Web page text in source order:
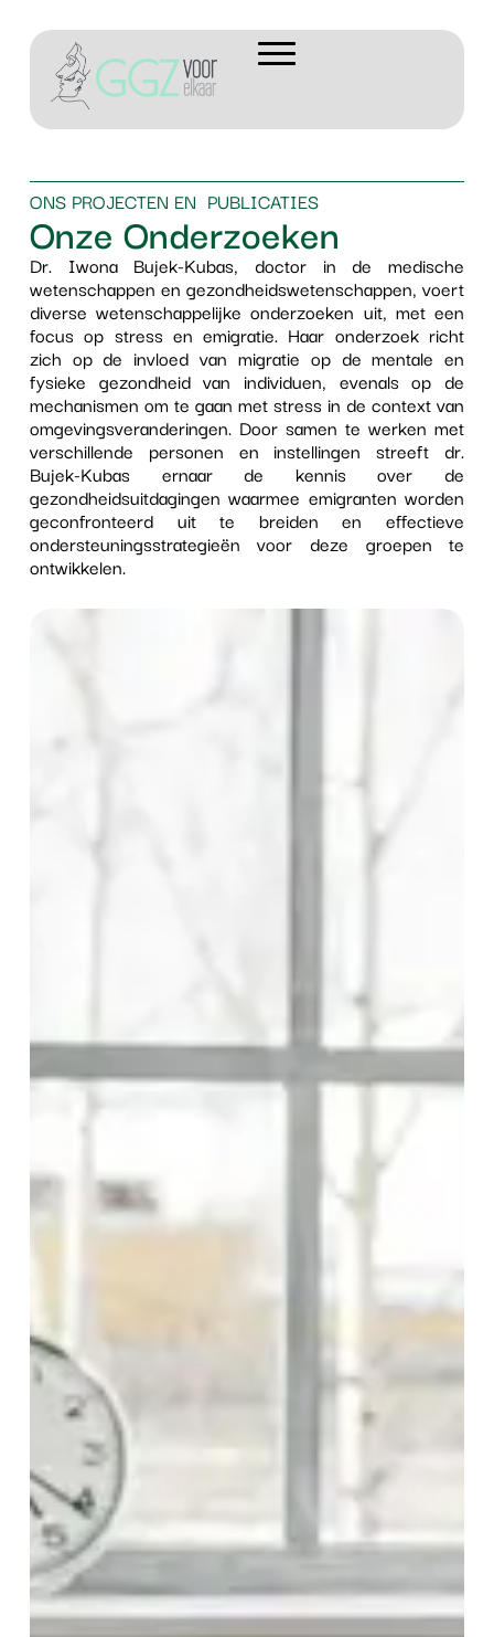
ONS PROJECTEN EN PUBLICATIES
Onze Onderzoeken
Dr. Iwona Bujek-Kubas, doctor in de medische
wetenschappen en gezondheidswetenschappen, voert
diverse wetenschappelijke onderzoeken uit, met een
focus op stress en emigratie. Haar onderzoek richt
zich op de invloed van migratie op de mentale en
fysieke gezondheid van individuen, evenals op de
mechanismen om te gaan met stress in de context van
omgevingsveranderingen. Door samen te werken met
verschillende personen en instellingen streeft dr.
Bujek-Kubas ernaar de kennis over de
gezondheidsuitdagingen waarmee emigranten worden
geconfronteerd uit te breiden en effectieve
ondersteuningsstrategieën voor deze groepen te
ontwikkelen.
gemiddeld als volgt:
Samen beslissen:4,9
behandeling wordt door patiënten in de CQI-
vragenlijst gemiddeld een gegeven.
Onze resultaten liggen boven het landelijke
gemiddelde in Nederland, waar we enorm
Bedankt voor jullie vertrouwen en steun!
CQi meting
1. Behandelde persoon nam je
serieus?
2. Legde de behandelaar alles
begrijpelijk uit?
3. Kon je makkelijk contact opnemen
met de behandelaar?